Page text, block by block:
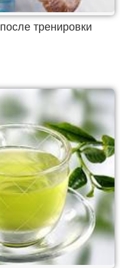
тренировки